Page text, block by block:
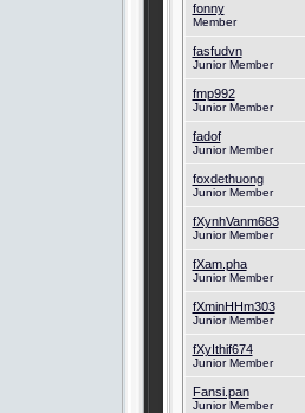
fonny
Member
fasfudvn
Junior Member
fmp992
Junior Member
fadof
Junior Member
foxdethuong
Junior Member
fXynhVanm683
Junior Member
fXam.pha
Junior Member
fXminHHm303
Junior Member
fXyIthif674
Junior Member
Fansi.pan
Junior Member